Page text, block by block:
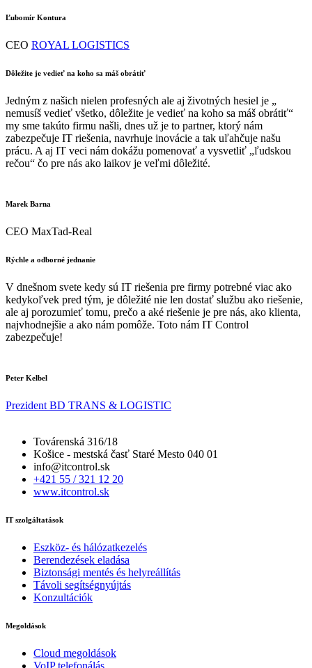
Ľubomír Kontura
CEO ROYAL LOGISTICS
Dôležite je vedieť na koho sa máš obrátiť
Jedným z našich nielen profesných ale aj životných hesiel je „
nemusíš vedieť všetko, dôležite je vedieť na koho sa máš obrátiť“
my sme takúto firmu našli, dnes už je to partner, ktorý nám
zabezpečuje IT riešenia, navrhuje inovácie a tak uľahčuje našu
prácu. A aj IT veci nám dokážu pomenovať a vysvetliť „ľudskou
rečou“ čo pre nás ako laikov je veľmi dôležité.
Marek Barna
CEO MaxTad-Real
Rýchle a odborné jednanie
V dnešnom svete kedy sú IT riešenia pre firmy potrebné viac ako
kedykoľvek pred tým, je dôležité nie len dostať službu ako riešenie,
ale aj porozumieť tomu, prečo a aké riešenie je pre nás, ako klienta,
najvhodnejšie a ako nám pomôže. Toto nám IT Control
zabezpečuje!
Peter Kelbel
Prezident BD TRANS & LOGISTIC
Továrenská 316/18
Košice - mestská časť Staré Mesto 040 01
info@itcontrol.sk
+421 55 / 321 12 20
www.itcontrol.sk
IT szolgáltatások
Eszköz- és hálózatkezelés
Berendezések eladása
Biztonsági mentés és helyreállítás
Távoli segítségnyújtás
Konzultációk
Megoldások
Cloud megoldások
VoIP telefonálás